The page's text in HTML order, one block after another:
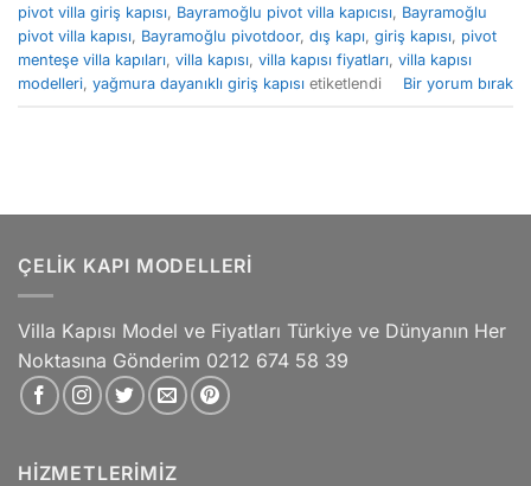
pivot villa giriş kapısı, Bayramoğlu pivot villa kapıcısı, Bayramoğlu
pivot villa kapısı, Bayramoğlu pivotdoor, dış kapı, giriş kapısı, pivot
menteşe villa kapıları, villa kapısı, villa kapısı fiyatları, villa kapısı
modelleri, yağmura dayanıklı giriş kapısı etiketlendi Bir yorum bırak
ÇELIK KAPI MODELLERI
Villa Kapısı Model ve Fiyatları Türkiye ve Dünyanın Her
Noktasına Gönderim 0212 674 58 39
HIZMETLERIMIZ